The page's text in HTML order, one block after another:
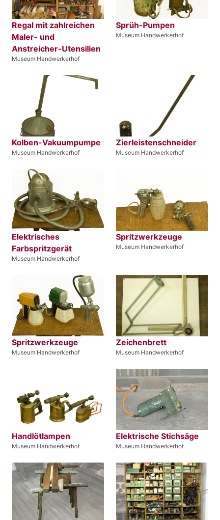
Regal mit zahlreichen
Maler- und
Anstreicher-Utensilien
Museum Handwerkerhof
Sprüh-Pumpen
Museum Handwerkerhof
Kolben-Vakuumpumpe
Museum Handwerkerhof
Zierleistenschneider
Museum Handwerkerhof
Elektrisches
Farbspritzgerät
Museum Handwerkerhof
Spritzwerkzeuge
Museum Handwerkerhof
Spritzwerkzeuge
Museum Handwerkerhof
Zeichenbrett
Museum Handwerkerhof
Handlötlampen
Museum Handwerkerhof
Elektrische Stichsäge
Museum Handwerkerhof